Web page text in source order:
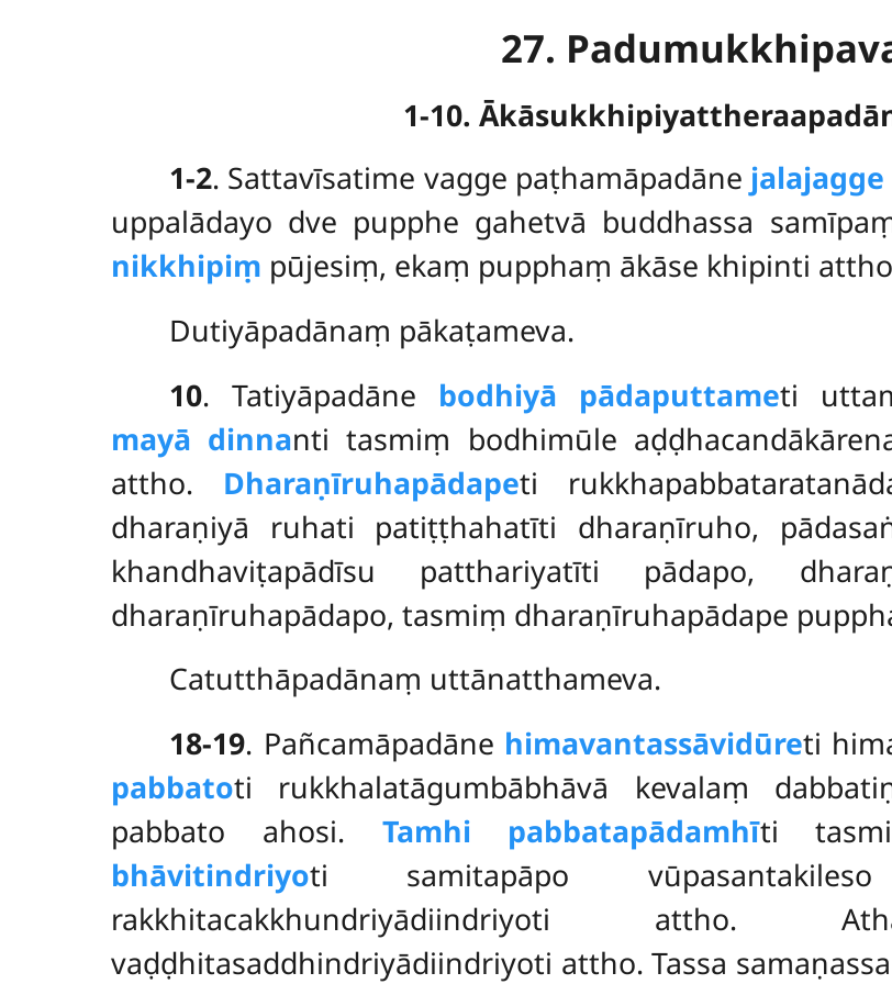
27.
1-10.
1-2. Sattavīsatime vagge paṭhamāpadāne
uppalādayo dve pupphe gahetvā buddhassa
nikkhipiṃ pūjesiṃ, ekaṃ pupphaṃ ākāse khipinti
Dutiyāpadānaṃ pākaṭameva.
10. Tatiyāpadāne bodhiyā pādaputtameti
mayā dinnanti tasmiṃ bodhimūle
attho. Dharaṇīruhapādapeti
dharaṇiyā ruhati patiṭṭhahatīti dharaṇīruho,
khandhaviṭapādīsu patthariyatīti pādapo,
dharaṇīruhapādapo, tasmiṃ dharaṇīruhapādape
Catutthāpadānaṃ uttānatthameva.
18-19. Pañcamāpadāne himavantassāvidūreti
pabbatoti rukkhalatāgumbābhāvā kevalaṃ
pabbato ahosi. Tamhi pabbatapādamhīti
bhāvitindriyoti samitapāpo
rakkhitacakkhundriyādiindriyoti attho.
vaḍḍhitasaddhindriyādiindriyoti attho. Tassa